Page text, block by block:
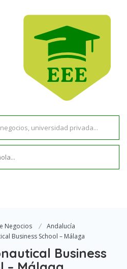
Negocios
Andalucía
Business School – Málaga
Business